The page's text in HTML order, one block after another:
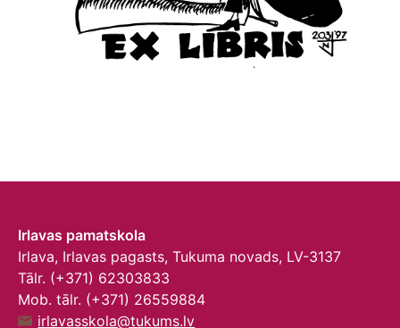
Irlavas pamatskola
Irlava, Irlavas pagasts, Tukuma novads, LV-3137
Tālr. (+371) 62303833
Mob. tālr. (+371) 26559884
irlavasskola@tukums.lv